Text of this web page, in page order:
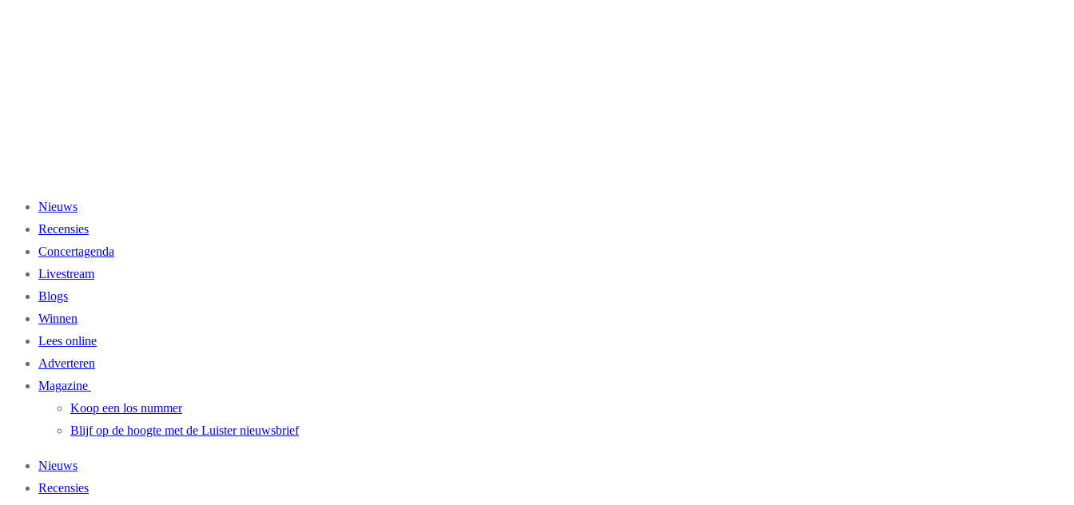
Nieuws
Recensies
Concertagenda
Livestream
Blogs
Winnen
Lees online
Adverteren
Magazine
Koop een los nummer
Blijf op de hoogte met de Luister nieuwsbrief
Nieuws
Recensies